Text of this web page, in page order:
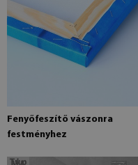
Fenyőfeszítő vászonra
festményhez